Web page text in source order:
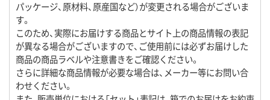
パッケージ、原材料、原産国など）が変更される場合がございま
す。
このため、実際にお届けする商品とサイト上の商品情報の表記
が異なる場合がございますので、ご使用前には必ずお届けした
商品の商品ラベルや注意書きをご確認ください。
さらに詳細な商品情報が必要な場合は、メーカー等にお問い合
わせください。